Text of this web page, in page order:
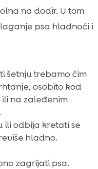
na dodir. U tom
psa hladnoći i
šetnju trebamo čim
osobito kod
na zaleđenim
ili odbija kretati se
hladno.
zagrijati psa.